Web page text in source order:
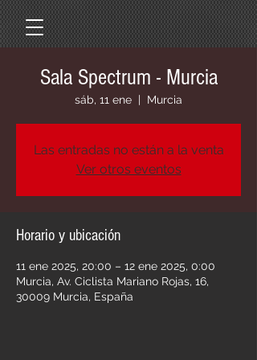
Sala Spectrum - Murcia
sáb, 11 ene
  |
Murcia
Las entradas no están a la venta
Ver otros eventos
Horario y ubicación
11 ene 2025, 20:00 – 12 ene 2025, 0:00
Murcia, Av. Ciclista Mariano Rojas, 16,
30009 Murcia, España